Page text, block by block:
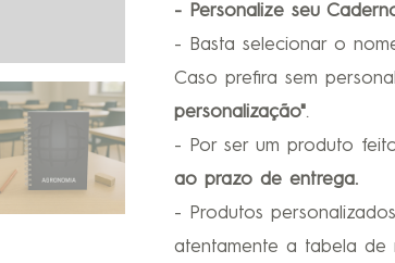
- Personalize seu
- Basta selecionar o
Caso prefira sem
personalização".
- Por ser um produto
ao prazo de entrega.
- Produtos
atentamente a tabela de